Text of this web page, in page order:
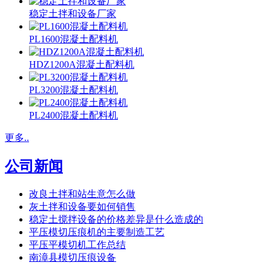
稳定土拌和设备厂家
PL1600混凝土配料机
HDZ1200A混凝土配料机
PL3200混凝土配料机
PL2400混凝土配料机
更多..
公司新闻
改良土拌和站生意怎么做
灰土拌和设备要如何销售
稳定土搅拌设备的价格差异是什么造成的
平压模切压痕机的主要制造工艺
平压平模切机工作总结
南漳县模切压痕设备